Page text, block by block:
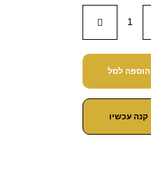
הוספה לסל
קנה עכשיו